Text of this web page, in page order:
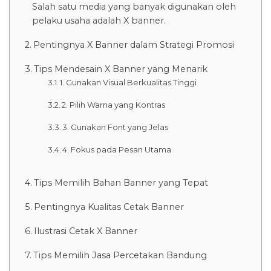
Salah satu media yang banyak digunakan oleh
pelaku usaha adalah X banner.
Pentingnya X Banner dalam Strategi Promosi
Tips Mendesain X Banner yang Menarik
1. Gunakan Visual Berkualitas Tinggi
2. Pilih Warna yang Kontras
3. Gunakan Font yang Jelas
4. Fokus pada Pesan Utama
Tips Memilih Bahan Banner yang Tepat
Pentingnya Kualitas Cetak Banner
Ilustrasi Cetak X Banner
Tips Memilih Jasa Percetakan Bandung